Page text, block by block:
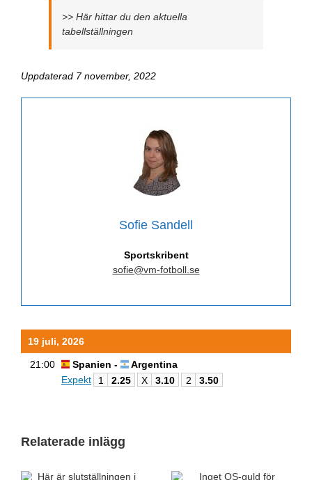
>> Här hittar du den aktuella
tabellställningen
Uppdaterad 7 november, 2022
Sofie Sandell
Sportskribent
sofie@vm-fotboll.se
19 juli, 2026
21:00 Spanien -
Argentina
Expekt
1 2.25 X 3.10 2 3.50
Relaterade inlägg